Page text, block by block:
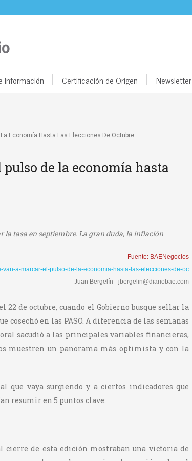
Información Certificación de Origen Newsletter
Economía Hasta Las Elecciones De Octubre
de la economía hasta
la tasa en septiembre. La gran duda, la inflación
Fuente: BAENegocios
a-marcar-el-pulso-de-la-economia-hasta-las-elecciones-de-oc
Juan Bergelín - jbergelin@diariobae.com
de octubre, cuando el Gobierno busque sellar la
cosechó en las PASO. A diferencia de las semanas
sacudió a las principales variables financieras,
muestren un panorama más optimista y con la
que vaya surgiendo y a ciertos indicadores que
resumir en 5 puntos clave:
cierre de esta edición mostraban una victoria de